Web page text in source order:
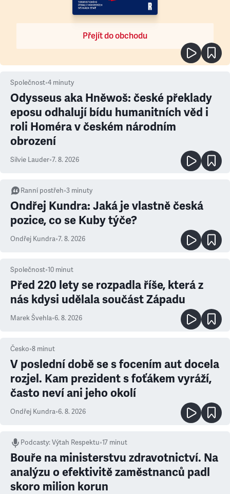
Přejít do obchodu
Společnost•4 minuty
Odysseus aka Hněwoš: české překlady
eposu odhalují bídu humanitních věd i
roli Homéra v českém národním
obrození
Silvie Lauder•7. 8. 2026
Ranní postřeh•3 minuty
Ondřej Kundra: Jaká je vlastně česká
pozice, co se Kuby týče?
Ondřej Kundra•7. 8. 2026
Společnost•10 minut
Před 220 lety se rozpadla říše, která z
nás kdysi udělala součást Západu
Marek Švehla•6. 8. 2026
Česko•8 minut
V poslední době se s focením aut docela
rozjel. Kam prezident s foťákem vyráží,
často neví ani jeho okolí
Ondřej Kundra•6. 8. 2026
Podcasty:Výtah Respektu•17 minut
Bouře na ministerstvu zdravotnictví. Na
analýzu o efektivitě zaměstnanců padl
skoro milion korun